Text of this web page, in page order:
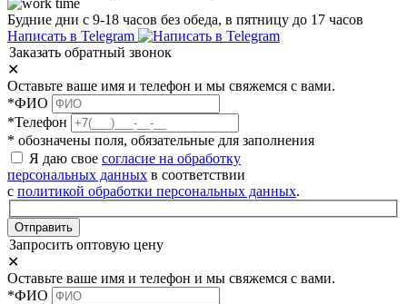
Будние дни с 9-18 часов без обеда, в пятницу до 17 часов
Написать в Telegram
Заказать обратный звонок
✕
Оставьте ваше имя и телефон и мы свяжемся с вами.
*ФИО
*Телефон
* обозначены поля, обязательные для заполнения
Я даю свое согласие на обработку
персональных данных в соответствии
с политикой обработки персональных данных.
Отправить
Запросить оптовую цену
✕
Оставьте ваше имя и телефон и мы свяжемся с вами.
*ФИО